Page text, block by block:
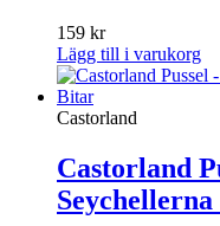
159 kr
Lägg till i varukorg
Castorland
Castorland